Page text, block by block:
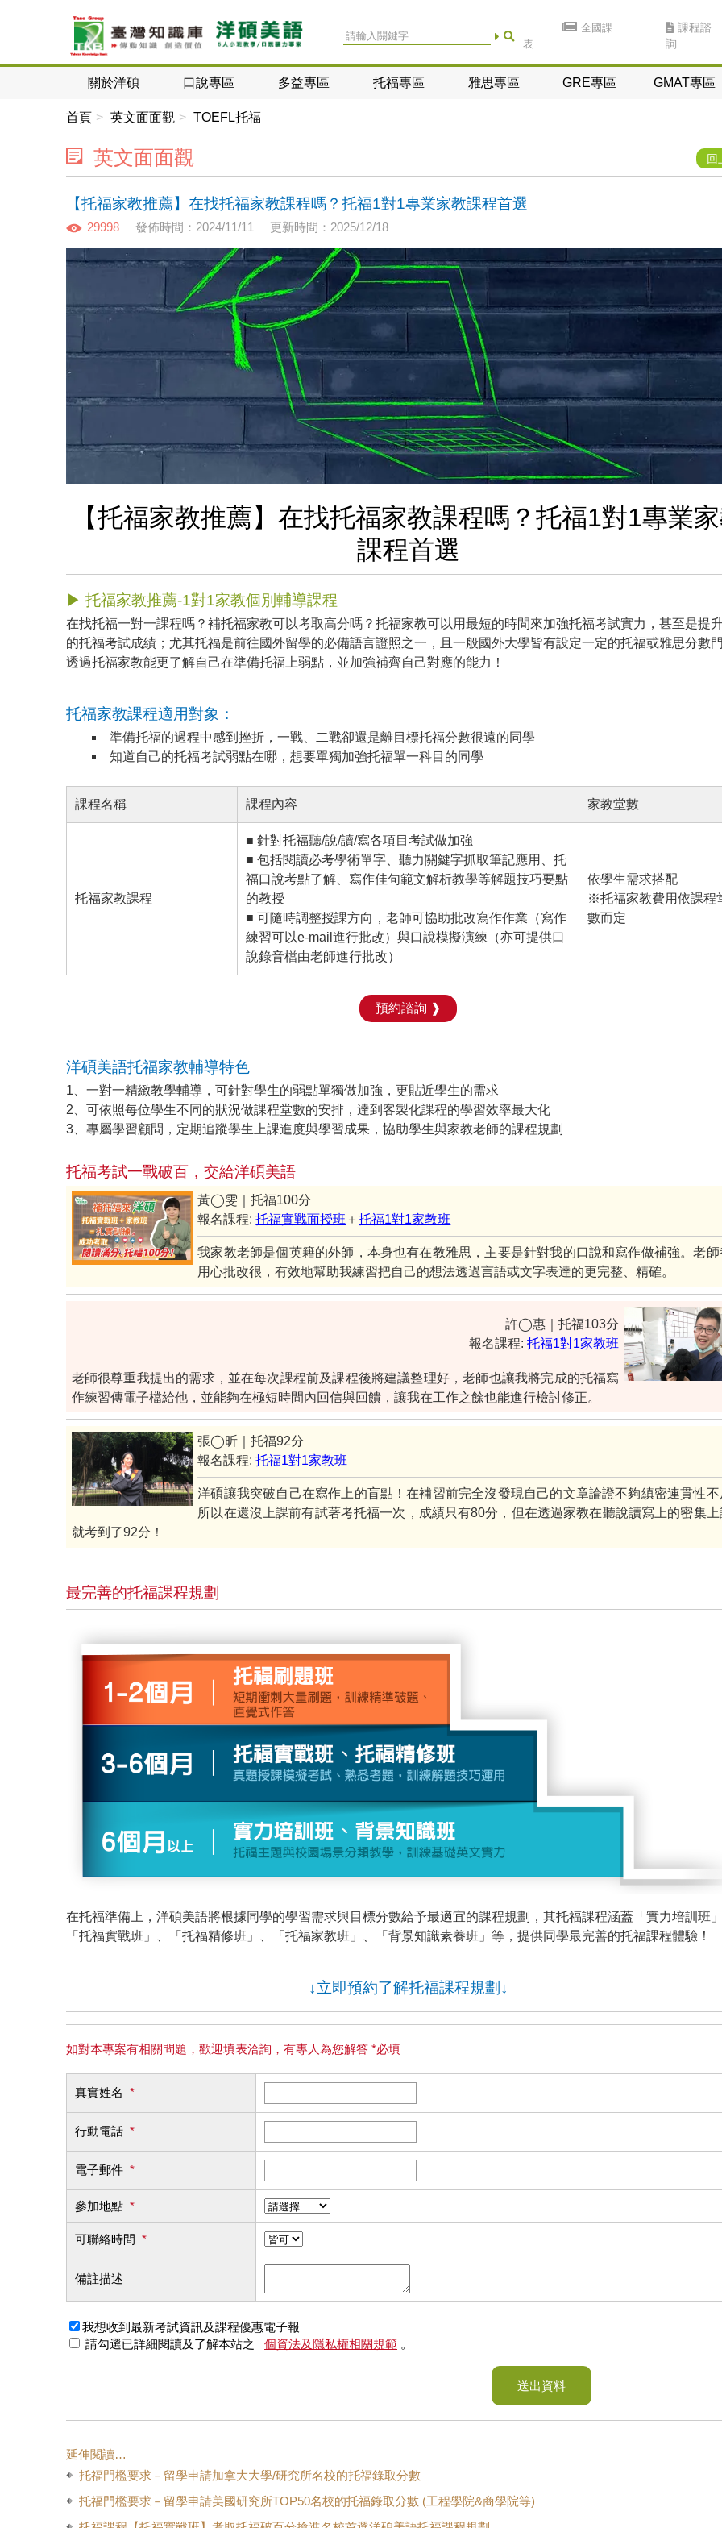
全國課
表
課程諮
詢
關於洋碩 口說專區 多益專區 托福專區 雅思專區 GRE專區 GMAT專區
首頁 英文面面觀 TOEFL托福
英文面面觀 回
【托福家教推薦】在找托福家教課程嗎？托福1對1專業家教課程首選
29998 發佈時間：2024/11/11 更新時間：2025/12/18
【托福家教推薦】在找托福家教課程嗎？托福1對1專業
課程首選
▶ 托福家教推薦-1對1家教個別輔導課程
在找托福一對一課程嗎？補托福家教可以考取高分嗎？托福家教可以用最短的時間來加強托福考試實力，甚至是提
的托福考試成績；尤其托福是前往國外留學的必備語言證照之一，且一般國外大學皆有設定一定的托福或雅思分數
透過托福家教能更了解自己在準備托福上弱點，並加強補齊自己對應的能力！
托福家教課程適用對象：
準備托福的過程中感到挫折，一戰、二戰卻還是離目標托福分數很遠的同學
知道自己的托福考試弱點在哪，想要單獨加強托福單一科目的同學
課程名稱 課程內容 家教堂數
托福家教課程
■ 針對托福聽/說/讀/寫各項目考試做加強
■ 包括閱讀必考學術單字、聽力關鍵字抓取筆記應用、托
福口說考點了解、寫作佳句範文解析教學等解題技巧要點
的教授
■ 可隨時調整授課方向，老師可協助批改寫作作業（寫作
練習可以e-mail進行批改）與口說模擬演練（亦可提供口
說錄音檔由老師進行批改）
依學生需求搭配
※托福家教費用依課程
數而定
預約諮詢 ❱
洋碩美語托福家教輔導特色
1、一對一精緻教學輔導，可針對學生的弱點單獨做加強，更貼近學生的需求
2、可依照每位學生不同的狀況做課程堂數的安排，達到客製化課程的學習效率最大化
3、專屬學習顧問，定期追蹤學生上課進度與學習成果，協助學生與家教老師的課程規劃
托福考試一戰破百，交給洋碩美語
黃◯雯｜托福100分
報名課程:托福實戰面授班 ＋托福1對1家教班
我家教老師是個英籍的外師，本身也有在教雅思，主要是針對我的口說和寫作做補強。老師
用心批改很，有效地幫助我練習把自己的想法透過言語或文字表達的更完整、精確。
許◯惠｜托福103分
報名課程:托福1對1家教班
老師很尊重我提出的需求，並在每次課程前及課程後將建議整理好，老師也讓我將完成的托福寫
作練習傳電子檔給他，並能夠在極短時間內回信與回饋，讓我在工作之餘也能進行檢討修正。
張◯昕｜托福92分
報名課程:托福1對1家教班
洋碩讓我突破自己在寫作上的盲點！在補習前完全沒發現自己的文章論證不夠縝密連貫性不
所以在還沒上課前有試著考托福一次，成績只有80分，但在透過家教在聽說讀寫上的密集上
就考到了92分！
最完善的托福課程規劃
在托福準備上，洋碩美語將根據同學的學習需求與目標分數給予最適宜的課程規劃，其托福課程涵蓋「實力培訓班
「托福實戰班」、「托福精修班」、「托福家教班」、「背景知識素養班」等，提供同學最完善的托福課程體驗！
↓立即預約了解托福課程規劃↓
如對本專案有相關問題，歡迎填表洽詢，有專人為您解答 *必填
真實姓名 *
行動電話 *
電子郵件 *
參加地點 *
可聯絡時間 *
備註描述
我想收到最新考試資訊及課程優惠電子報
請勾選已詳細閱讀及了解本站之
個資法及隱私權相關規範 。
送出資料
延伸閱讀…
托福門檻要求－留學申請加拿大大學/研究所名校的托福錄取分數
托福門檻要求－留學申請美國研究所TOP50名校的托福錄取分數 (工程學院&商學院等)